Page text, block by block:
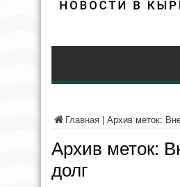
Главная Архив меток:
Архив меток:
долг